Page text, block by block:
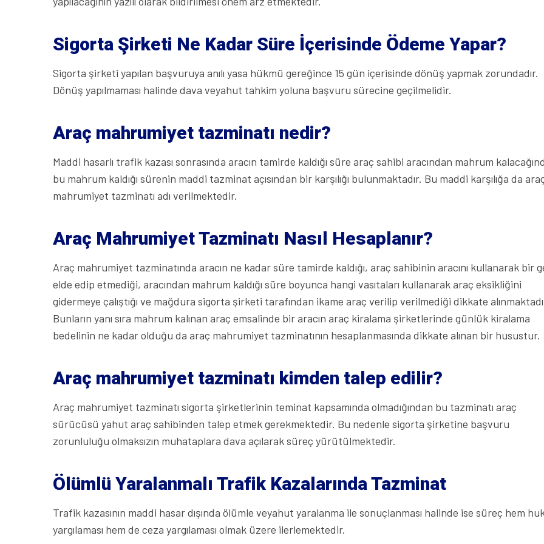
Sigorta Şirketi Ne Kadar Süre İçerisinde Ödeme Yapar?
Sigorta şirketi yapılan başvuruya anılı yasa hükmü gereğince 15 gün içerisinde dönüş yapmak zorundadır.
Dönüş yapılmaması halinde dava veyahut tahkim yoluna başvuru sürecine geçilmelidir.
Araç mahrumiyet tazminatı nedir?
Maddi hasarlı trafik kazası sonrasında aracın tamirde kaldığı süre araç sahibi aracından mahrum
bu mahrum kaldığı sürenin maddi tazminat açısından bir karşılığı bulunmaktadır. Bu maddi karşılığa da
mahrumiyet tazminatı adı verilmektedir.
Araç Mahrumiyet Tazminatı Nasıl Hesaplanır?
Araç mahrumiyet tazminatında aracın ne kadar süre tamirde kaldığı, araç sahibinin aracını kullanarak bir
elde edip etmediği, aracından mahrum kaldığı süre boyunca hangi vasıtaları kullanarak araç eksikliğini
gidermeye çalıştığı ve mağdura sigorta şirketi tarafından ikame araç verilip verilmediği dikkate
Bunların yanı sıra mahrum kalınan araç emsalinde bir aracın araç kiralama şirketlerinde günlük kiralama
bedelinin ne kadar olduğu da araç mahrumiyet tazminatının hesaplanmasında dikkate alınan bir husustur.
Araç mahrumiyet tazminatı kimden talep edilir?
Araç mahrumiyet tazminatı sigorta şirketlerinin teminat kapsamında olmadığından bu tazminatı araç
sürücüsü yahut araç sahibinden talep etmek gerekmektedir. Bu nedenle sigorta şirketine başvuru
zorunluluğu olmaksızın muhataplara dava açılarak süreç yürütülmektedir.
Ölümlü Yaralanmalı Trafik Kazalarında Tazminat
Trafik kazasının maddi hasar dışında ölümle veyahut yaralanma ile sonuçlanması halinde ise süreç hem
yargılaması hem de ceza yargılaması olmak üzere ilerlemektedir.